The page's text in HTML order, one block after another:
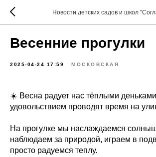
Новости детских садов и школ
Весенние прогулки
2025-04-24 17:59 МОСКОВСКАЯ
☀️ Весна радует нас тёплыми
удовольствием проводят время на
На прогулке мы наслаждаемся
наблюдаем за природой, играем в
просто радуемся теплу.